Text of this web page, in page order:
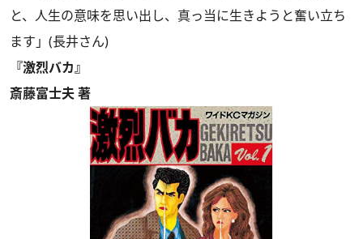
と、人生の意味を思い出し、真っ当に生きようと奮い立ち
ます」(長井さん)
『激烈バカ』
斎藤富士夫 著